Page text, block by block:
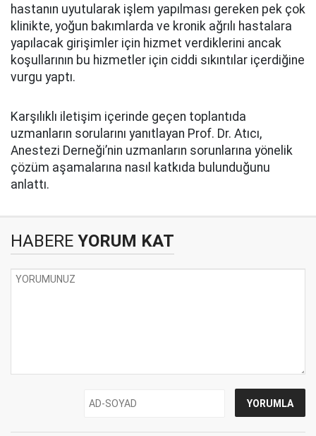
hastanın uyutularak işlem yapılması gereken pek çok
klinikte, yoğun bakımlarda ve kronik ağrılı hastalara
yapılacak girişimler için hizmet verdiklerini ancak
koşullarının bu hizmetler için ciddi sıkıntılar içerdiğine
vurgu yaptı.
Karşılıklı iletişim içerinde geçen toplantıda
uzmanların sorularını yanıtlayan Prof. Dr. Atıcı,
Anestezi Derneği’nin uzmanların sorunlarına yönelik
çözüm aşamalarına nasıl katkıda bulunduğunu
anlattı.
HABERE YORUM KAT